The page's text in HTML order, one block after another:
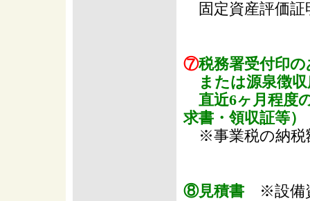
固定資産評価
⑦税務署受付印
または源泉徴
直近6ヶ月程度
求書・領収証等）
※事業税の納税
⑧見積書 ※設備